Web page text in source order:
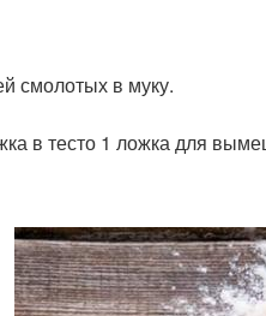
смолотых в муку.
в тесто 1 ложка для